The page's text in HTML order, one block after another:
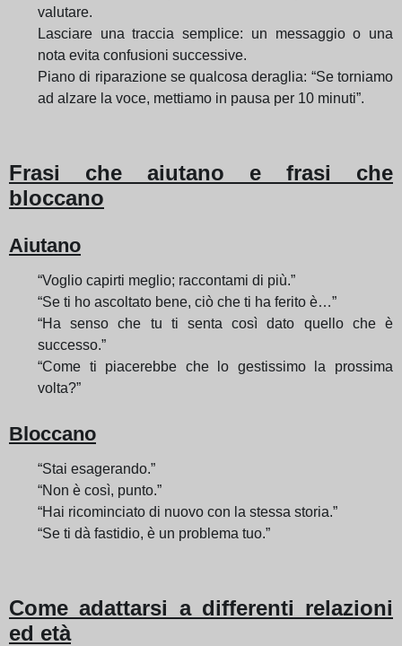
valutare.
Lasciare una traccia semplice: un messaggio o una
nota evita confusioni successive.
Piano di riparazione se qualcosa deraglia: “Se torniamo
ad alzare la voce, mettiamo in pausa per 10 minuti”.
Frasi che aiutano e frasi che
bloccano
Aiutano
“Voglio capirti meglio; raccontami di più.”
“Se ti ho ascoltato bene, ciò che ti ha ferito è…”
“Ha senso che tu ti senta così dato quello che è
successo.”
“Come ti piacerebbe che lo gestissimo la prossima
volta?”
Bloccano
“Stai esagerando.”
“Non è così, punto.”
“Hai ricominciato di nuovo con la stessa storia.”
“Se ti dà fastidio, è un problema tuo.”
Come adattarsi a differenti relazioni
ed età